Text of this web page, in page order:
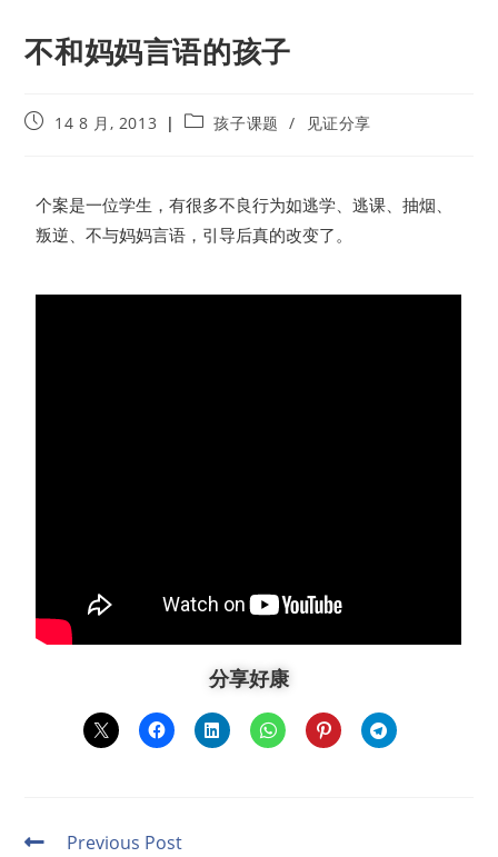
不和妈妈言语的孩子
14 8 月, 2013 孩子课题 / 见证分享
个案是一位学生，有很多不良行为如逃学、逃课、抽烟、
叛逆、不与妈妈言语，引导后真的改变了。
分享好康
Previous Post